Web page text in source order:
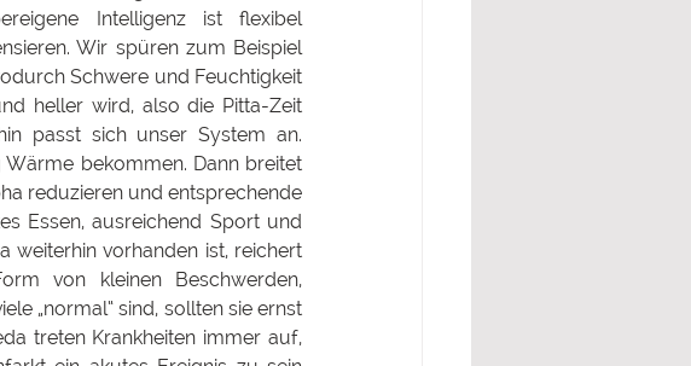
Intelligenz ist flexibel
Wir spüren zum Beispiel
Schwere und Feuchtigkeit
heller wird, also die Pitta-Zeit
passt sich unser System an.
bekommen. Dann breitet
reduzieren und entsprechende
Essen, ausreichend Sport und
weiterhin vorhanden ist, reichert
von kleinen Beschwerden,
„normal“ sind, sollten sie ernst
treten Krankheiten immer auf,